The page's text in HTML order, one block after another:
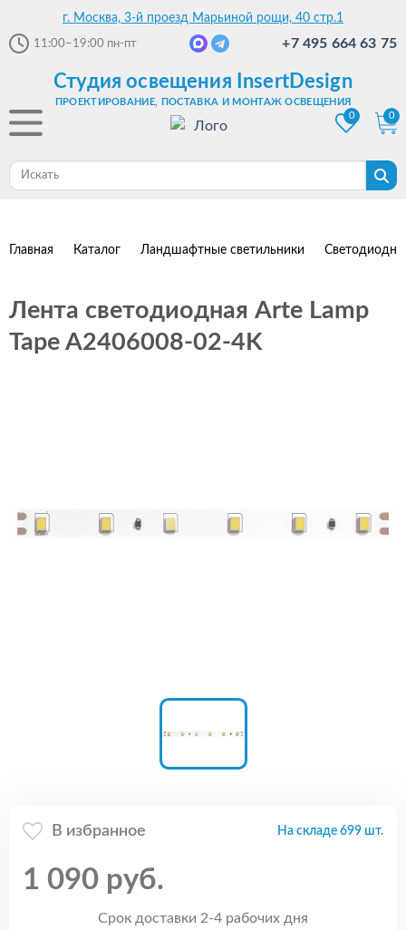
г. Москва, 3-й проезд Марьиной рощи, 40 стр.1
11:00–19:00 пн-пт +7 495 664 63 75
Студия освещения InsertDesign
ПРОЕКТИРОВАНИЕ, ПОСТАВКА И МОНТАЖ ОСВЕЩЕНИЯ
0
0
Главная Каталог Ландшафтные светильники
Лента светодиодная Arte Lamp
Tape A2406008-02-4K
В избранное На складе 699 шт.
1 090 руб.
Срок доставки 2-4 рабочих дня